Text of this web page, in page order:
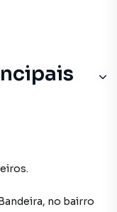
, no bairro